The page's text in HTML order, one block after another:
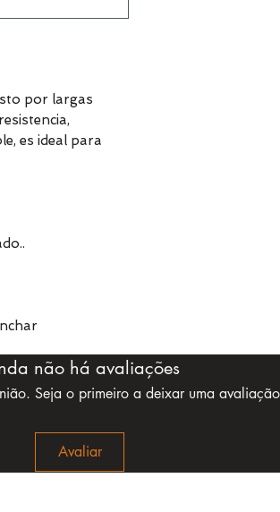
por largas
es ideal para
não há avaliações
Seja o primeiro a deixar uma
Avaliar